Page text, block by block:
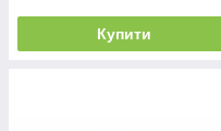
Купити